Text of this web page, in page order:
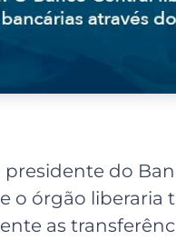
presidente do
o órgão liberaria
as